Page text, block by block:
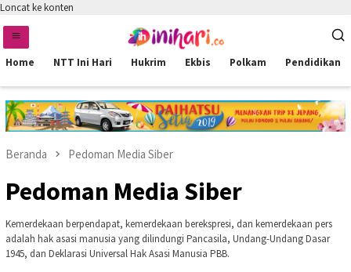
Loncat ke konten
Home NTT Ini Hari Hukrim Ekbis Polkam Pendidikan
Beranda Pedoman Media Siber
Pedoman Media Siber
Kemerdekaan berpendapat, kemerdekaan berekspresi, dan kemerdekaan pers
adalah hak asasi manusia yang dilindungi Pancasila, Undang-Undang Dasar
1945, dan Deklarasi Universal Hak Asasi Manusia PBB.